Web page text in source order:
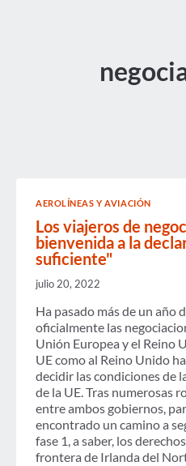
AEROLÍNEAS Y AVIACIÓN
Los viajeros de
bienvenida a la
suficiente"
julio 20, 2022
Ha pasado más de un año
oficialmente las
Unión Europea y el Reino
UE como al Reino Unido
decidir las condiciones de
de la UE. Tras numerosas
entre ambos gobiernos,
encontrado un camino a
fase 1, a saber, los
frontera de Irlanda del